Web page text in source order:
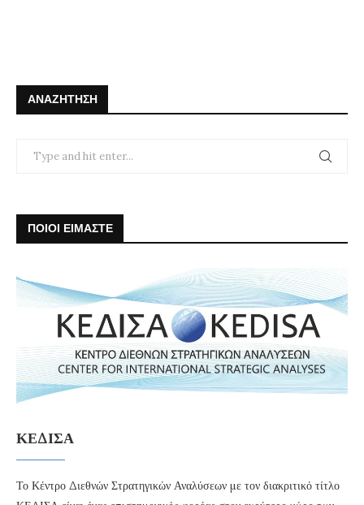
ΑΝΑΖΉΤΗΣΗ
ΠΟΙΟΙ ΕΙΜΑΣΤΕ
ΚΕΔΙΣΑ
Το Κέντρο Διεθνών Στρατηγικών Αναλύσεων με τον διακριτικό τίτλο